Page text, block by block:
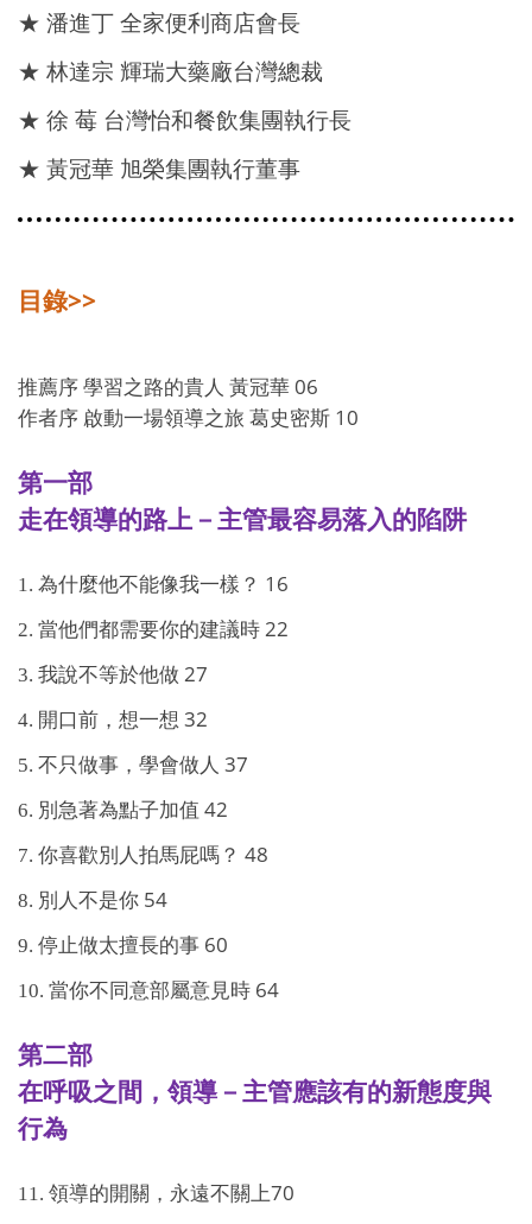
★ 潘進丁 全家便利商店會長
★ 林達宗 輝瑞大藥廠台灣總裁
★ 徐 莓 台灣怡和餐飲集團執行長
★ 黃冠華 旭榮集團執行董事
目錄>>
推薦序 學習之路的貴人 黃冠華 06
作者序 啟動一場領導之旅 葛史密斯 10
第一部
走在領導的路上－主管最容易落入的陷阱
1. 為什麼他不能像我一樣？ 16
2. 當他們都需要你的建議時 22
3. 我說不等於他做 27
4. 開口前，想一想 32
5. 不只做事，學會做人 37
6. 別急著為點子加值 42
7. 你喜歡別人拍馬屁嗎？ 48
8. 別人不是你 54
9. 停止做太擅長的事 60
10. 當你不同意部屬意見時 64
第二部
在呼吸之間，領導－主管應該有的新態度與
行為
11. 領導的開關，永遠不關上70